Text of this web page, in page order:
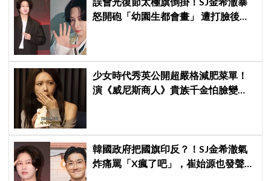
怒開砲「幼園生都會畫」 遭打臉後火
少女時代秀英公開超嚴格減肥菜單！
演《威尼斯商人》貴族千金怕臉變
韓國政府把國旗印反？！SJ金希澈氣
炸痛罵「X瘋了吧」，崔始源也發聲挺